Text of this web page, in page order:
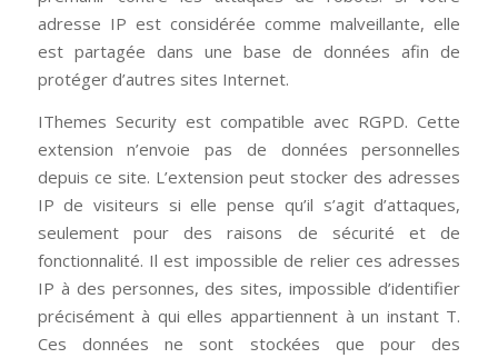
adresse IP est considérée comme malveillante, elle
est partagée dans une base de données afin de
protéger d’autres sites Internet.
IThemes Security est compatible avec RGPD. Cette
extension n’envoie pas de données personnelles
depuis ce site. L’extension peut stocker des adresses
IP de visiteurs si elle pense qu’il s’agit d’attaques,
seulement pour des raisons de sécurité et de
fonctionnalité. Il est impossible de relier ces adresses
IP à des personnes, des sites, impossible d’identifier
précisément à qui elles appartiennent à un instant T.
Ces données ne sont stockées que pour des